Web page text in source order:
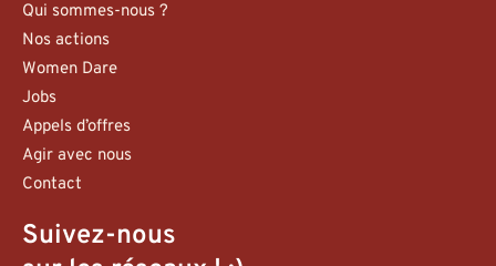
Qui sommes-nous ?
Nos actions
Women Dare
Jobs
Appels d’offres
Agir avec nous
Contact
Suivez-nous